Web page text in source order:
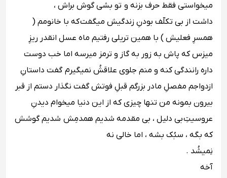
میخواستى فقط حرف بزنه و تو بشى گوش براش ،
داشت از بی تکلّف بودنِ زندگیش میگفت که با خانومم (
همسرِ فعلیش ) با همین تریلى رفتیم ماه عسل انقدر ریزِ
میزس که پاش به زور به گاز و ترمز میرسه اما خب دوست
داره رانندگى کنه و منم جلوى علاقشُ نمیگیرم گفت داستانِ
ازدواجم مفصلِ مادر بزرگم قبلِ فوتش گفت نگذار دستم از قبر
بیرون بمونه من تنها چیزى که از این دنیا میخوام دیدنِ
عروسیتِ بی دلیل ، بی مقدمه شدیم همدمِش شدیم گوشش
که بگه ، سبُک بشه ، اما خالى نه
نِمیشُد .
آخه